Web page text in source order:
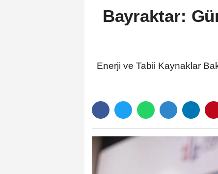
Bayraktar:
Enerji ve Tabii Kaynaklar